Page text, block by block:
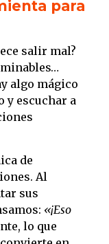
para
salir mal?
algo mágico
y escuchar a
de
Al
sus
«¡Eso
lo que